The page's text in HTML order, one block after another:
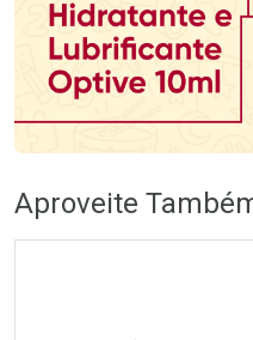
Aproveite